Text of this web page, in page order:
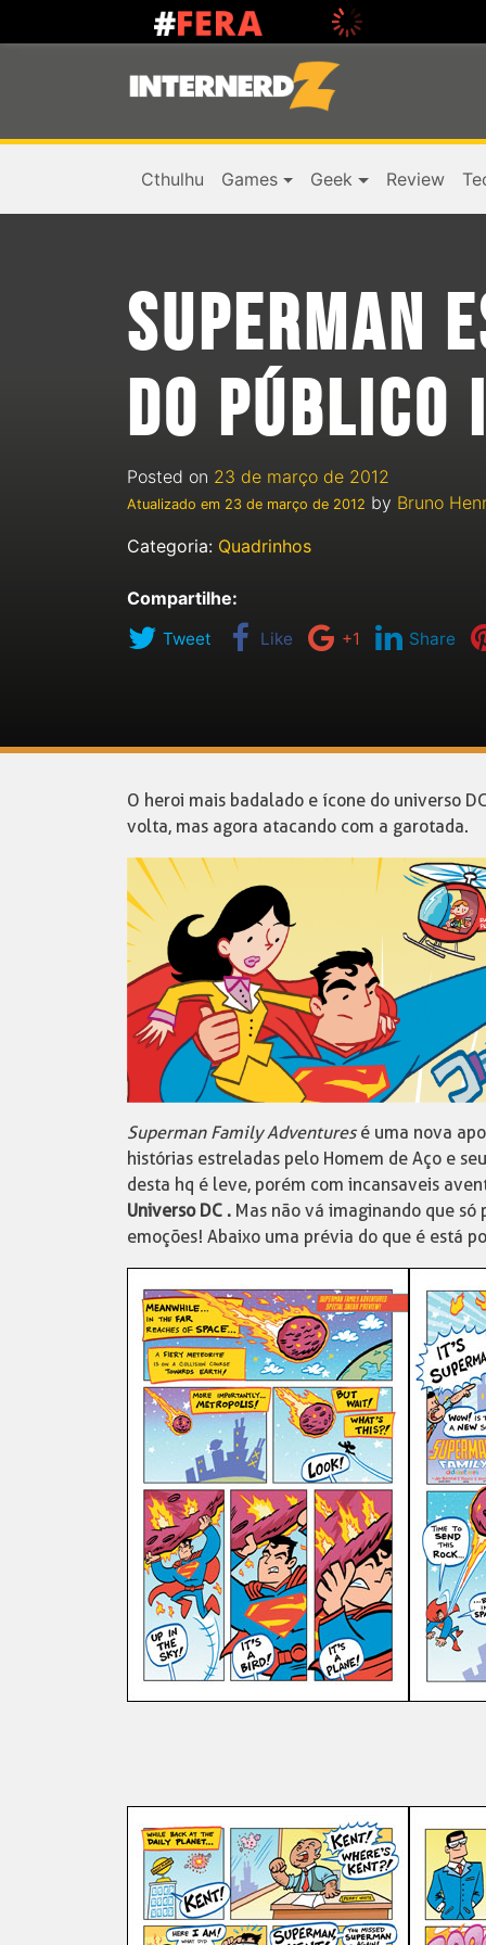
Cthulhu Games Geek Review
SUPERMAN
DO
Posted on 23 de março de 2012
Atualizado em 23 de março de 2012 by Bruno
Categoria: Quadrinhos
Compartilhe:
Tweet Like +1 Share
O heroi mais badalado e ícone do universo
volta, mas agora atacando com a garotada.
Superman Family Adventuresé uma nova
histórias estreladas pelo Homem de Aço e
desta hq é leve, porém com incansaveis
Universo DC . Mas não vá imaginando que
emoções! Abaixo uma prévia do que é está